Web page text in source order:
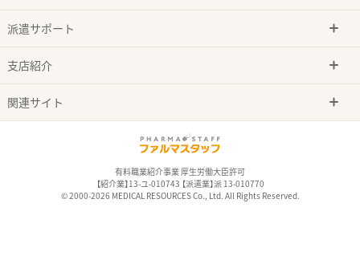
派遣サポート
支店紹介
関連サイト
有料職業紹介事業 厚生労働大臣許可
【紹介業】13-ユ-010743 【派遣業】派 13-010770
© 2000-2026 MEDICAL RESOURCES Co., Ltd. All Rights Reserved.